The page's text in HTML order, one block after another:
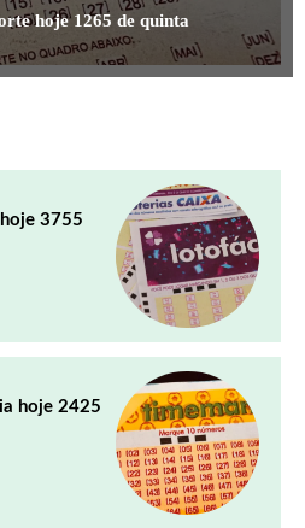
hoje 1265 de quinta
3755
hoje 2425